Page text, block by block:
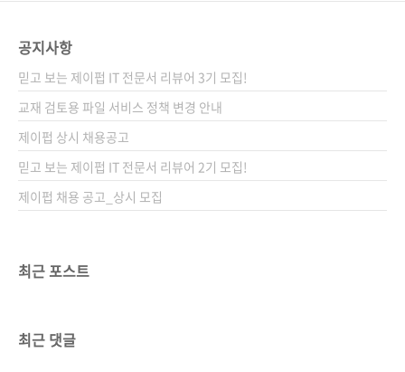
[핵심만 골라 배우는 오브젝티브-C 2.0]의 저자
인 닐 스미스(Neil Smyth)는 지난 번 포스트에
서도 말씀했듯이 다작을 하며 책을 아마존에서
전자책으로 판매하고 있었는..
공지사항
믿고 보는 제이펍 IT 전문서 리뷰어 3기 모집!
교재 검토용 파일 서비스 정책 변경 안내
제이펍 상시 채용공고
믿고 보는 제이펍 IT 전문서 리뷰어 2기 모집!
제이펍 채용 공고_상시 모집
최근 포스트
최근 댓글